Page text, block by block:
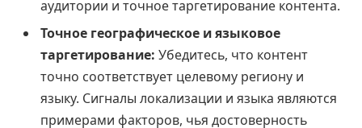
аудитории и точное таргетирование контента.
Точное географическое и языковое
таргетирование: Убедитесь, что контент
точно соответствует целевому региону и
языку. Сигналы локализации и языка являются
примерами факторов, чья достоверность